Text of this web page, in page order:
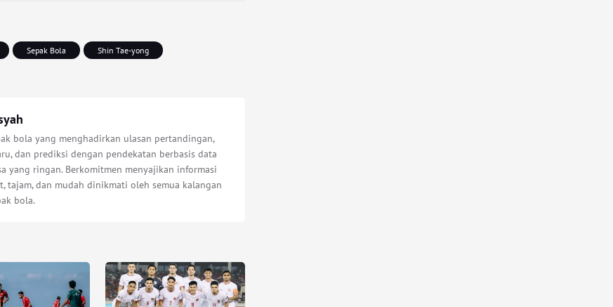
Sepak Bola
Shin Tae-yong
bola yang menghadirkan ulasan pertandingan,
dan prediksi dengan pendekatan berbasis data
yang ringan. Berkomitmen menyajikan informasi
tajam, dan mudah dinikmati oleh semua kalangan
bola.